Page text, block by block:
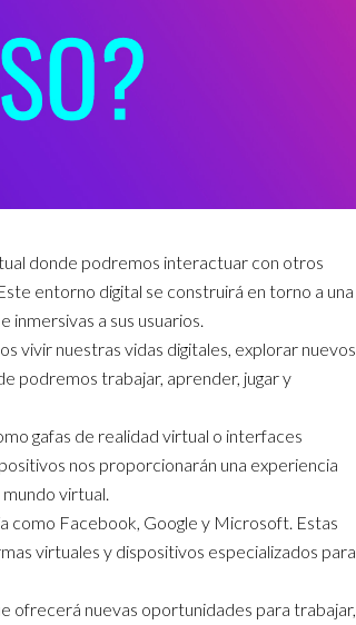
donde podremos interactuar con otros
entorno digital se construirá en torno a una
a sus usuarios.
vivir nuestras vidas digitales, explorar nuevos
podremos trabajar, aprender, jugar y
gafas de realidad virtual o interfaces
nos proporcionarán una experiencia
virtual.
como Facebook, Google y Microsoft. Estas
virtuales y dispositivos especializados para
ofrecerá nuevas oportunidades para trabajar,